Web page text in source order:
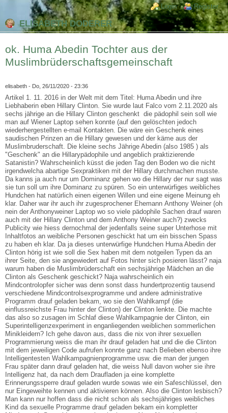
Login links
Login Register
ELISABETH DODERER
ok. Huma Abedin Tochter aus der
Muslimbrüderschaftsgemeinschaft
elisabeth - Do, 26/11/2020 - 23:36
Artikel 1. 11. 2016 in der Welt mit dem Titel: Huma Abedin und ihre
Liebhaberin eben Hillary Clinton. Sie wurde laut Falco vom 2.11.2020 als
sechs jährige an die Hillary Clinton geschenkt die pädophil sein soll wie
man auf Wiener Laptop sehen konnte (auf den gelöschten jedoch
wiederhergestellten e-mail Kontakten. Die wäre ein Geschenk eines
saudischen Prinzen an die Hillary gewesen und der käme aus der
Muslimbruderschaft. Die kleine sechs Jährige Abedin (also 1985 ) als
"Geschenk" an die Hillarypädophile und angeblich praktizierende
Satanistin? Wahrscheinlich küsst die jeden Tag den Boden wo die nicht
irgendwelcha abartige Sexpraktiken mit der Hillary durchmachen musste.
Da kanns ja auch nur um Dominanz gehen wo die Hillary der nur sagt was
sie tun soll um ihre Dominanz zu spüren. So ein unterwürfiges weibliches
Hundchen hat natürlich einen eigenen Willen und eine eigene Meinung eh
klar. Daher war ihr auch ihr zugesprochener Ehemann Anthony Weiner (oh
nein der Anthonyweiner Laptop wo so viele pädophile Sachen drauf waren
auch mit der Hillary Clinton und dem Anthony Weiner auch?) zwecks
Publicity wie hiess dernochmal der jedenfalls seine super Unterhose mit
Inhaltfotos an weibliche Personen geschickt hat um ein bisschen Spass
zu haben eh klar. Da ja dieses unterwürfige Hundchen Huma Abedin der
Clinton hörig ist wie soll die Sex haben mit dem notgeilen Typen da an
ihrer Seite, den sie angewiedert auf Fotos hinter sich posieren lässt? naja
warum haben die Muslimbrüderschaft ein sechsjährige Mädchen an die
Clinton als Geschenk geschickt? Naja wahrscheinlich ein
Mindcontrolopfer sicher was denn sonst dass hundertprozentig tausend
verschiedene Mindcontrolsexprogramme und andere administrative
Programm drauf geladen bekam, wo sie den Wahlkampf (die
einflussreichste Frau hinter der Clinton) der Clinton lenkte. Die machte
das also so zusagen im Schlaf diese Wahlkampagnie der Clinton, ein
Superintelligenzexperiment in enganliegenden weiblichen sommerlichen
Minikleidern? Ich gehe davon aus, dass die nix von ihrer sexuellen
Programmierung weiss die man ihr drauf geladen hat und die die Clinton
mit dem jeweiligen Code aufrufen konnte ganz nach Belieben ebenso ihre
Intelligentesten Wahlkampagnienprogramme usw. die man der jungen
Frau später dann drauf geladen hat, die weiss Null davon woher sie ihre
Intelligenz hat, da nach dem Draufladen ja eine komplette
Erinnerungssperre drauf geladen wurde sowas wie ein Safeschlüssel, den
nur Eingeweihte kennen und aktivieren können. Also die Clinton lesbisch?
Man kann nur hoffen dass die nicht schon als sechsjähriges weibliches
Kind da sexuelle Programme drauf geladen bekam ein kompletter